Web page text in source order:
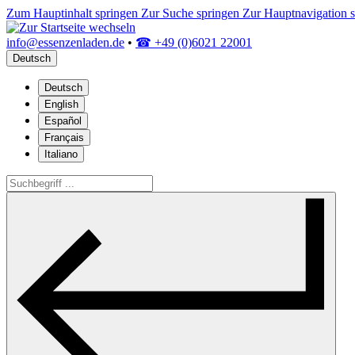
Zum Hauptinhalt springen Zur Suche springen Zur Hauptnavigation
info@essenzenladen.de • ☎ +49 (0)6021 22001
Deutsch
Deutsch
English
Español
Français
Italiano